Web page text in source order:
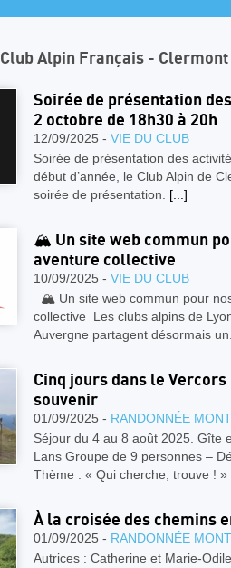
Club Alpin Français -
Soirée de présentation
2 octobre de 18h30 à 20h
12/09/2025 - VIE DU CLUB
Soirée de présentation des
début d’année, le Club Alpin de
soirée de présentation. [...]
🏔️ Un site web commun
aventure collective
10/09/2025 - VIE DU CLUB
🏔️ Un site web commun pour
collective Les clubs alpins de
Auvergne partagent désormais
Cinq jours dans le
souvenir
01/09/2025 - RANDONNÉE
Séjour du 4 au 8 août 2025. Gîte
Lans Groupe de 9 personnes –
Thème : « Qui cherche, trouve !
À la croisée des chemins
01/09/2025 - RANDONNÉE
Autrices : Catherine et Marie-